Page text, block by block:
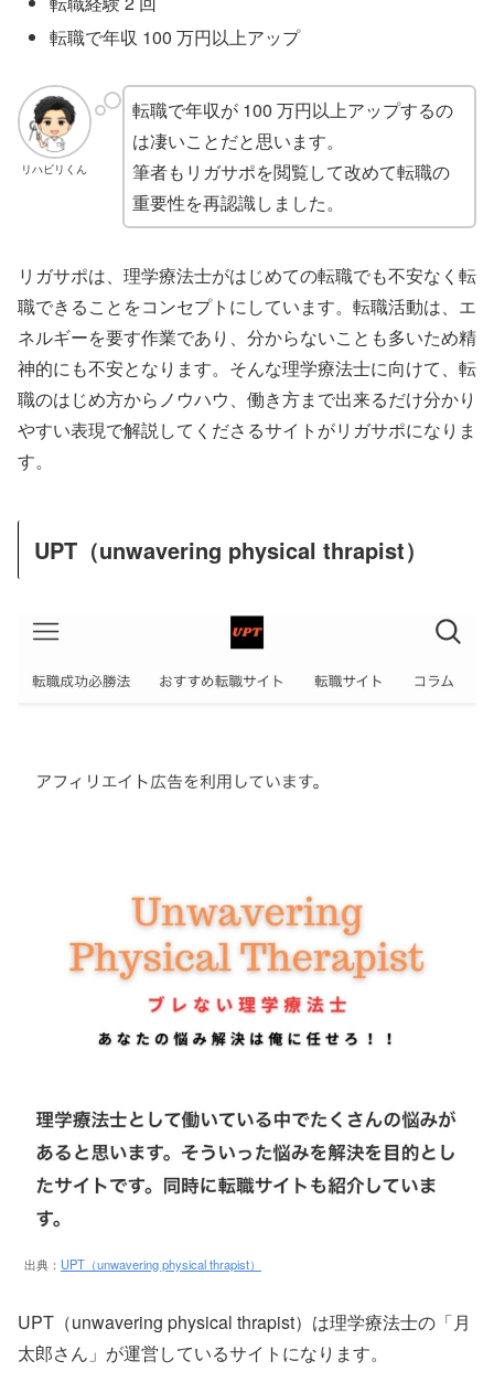
転職で年収 100 万円以上アップ
リハビリくん
転職で年収が 100 万円以上アップするの
は凄いことだと思います。
筆者もリガサポを閲覧して改めて転職の
重要性を再認識しました。
リガサポは、理学療法士がはじめての転職でも不安なく転
職できることをコンセプトにしています。転職活動は、エ
ネルギーを要す作業であり、分からないことも多いため精
神的にも不安となります。そんな理学療法士に向けて、転
職のはじめ方からノウハウ、働き方まで出来るだけ分かり
やすい表現で解説してくださるサイトがリガサポになりま
す。
UPT（unwavering physical thrapist）
出典： UPT（unwavering physical thrapist）
UPT（unwavering physical thrapist）は理学療法士の「月
太郎さん」が運営しているサイトになります。